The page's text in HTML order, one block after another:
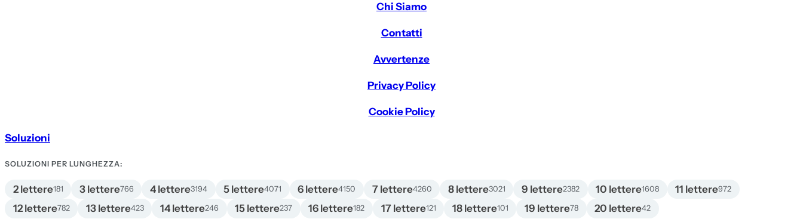
Chi Siamo
Contatti
Avvertenze
Privacy Policy
Cookie Policy
Soluzioni
SOLUZIONI PER LUNGHEZZA:
2 lettere181 3 lettere766 4 lettere3194 5 lettere4071 6 lettere4150 7 lettere4260 8 lettere3021 9 lettere2382 10 lettere1608 11 lettere972
12 lettere782 13 lettere423 14 lettere246 15 lettere237 16 lettere182 17 lettere121 18 lettere101 19 lettere78 20 lettere42